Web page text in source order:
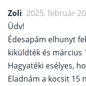
Zoli 2025. február
Üdv!
Édesapám elhunyt
kiküldték és március
Hagyatéki esélyes,
Eladnám a kocsit 15